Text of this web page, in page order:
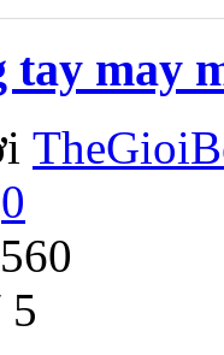
tay may
0
5